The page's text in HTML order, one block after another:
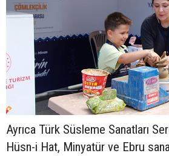
Ayrıca Türk Süsleme Sanatları
Hüsn-i Hat, Minyatür ve Ebru